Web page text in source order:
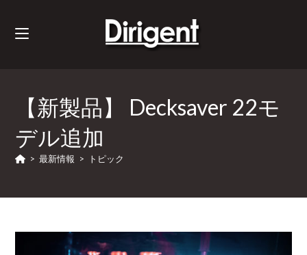
【新製品】 Decksaver 22モ
デル追加
> 最新情報 > トピック